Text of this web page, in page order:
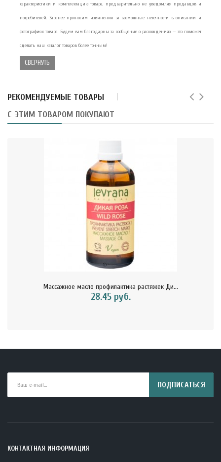
характеристики и комплектацию товара, предварительно не уведомляя продавцов и
потребителей. Заранее приносим извинения за возможные неточности в описании и
фотографиях товара. Будем вам благодарны за сообщение о расхождениях — это поможет
сделать наш каталог товаров более точным!
СВЕРНУТЬ
РЕКОМЕНДУЕМЫЕ ТОВАРЫ
С ЭТИМ ТОВАРОМ ПОКУПАЮТ
Массажное масло профилактика растяжек Ди...
28.45 руб.
ПОДПИСАТЬСЯ
КОНТАКТНАЯ ИНФОРМАЦИЯ